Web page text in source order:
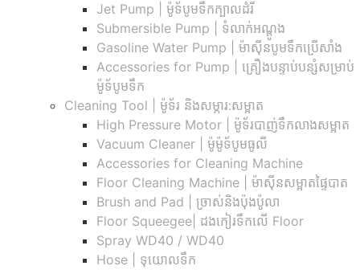
Jet Pump | ម៉ូទ័បូមទឹកក្បាលដំរី
Submersible Pump | ទំលាក់អណ្តូង
Gasoline Water Pump | ម៉ាស៊ីនបូមទឹកប្រើសាំង
Accessories for Pump | គ្រឿងបន្ទាប់បន្សំសម្រាប់
ម៉ូទ័បូមទឹក
Cleaning Tool | ម៉ូទ័រ និងសម្ភារ:សម្អាត
High Pressure Motor | ម៉ូទ័របាញ់ទឹកលាងសម្អាត
Vacuum Cleaner | ម៉ូម៉ូទ័បូមធូលី
Accessories for Cleaning Machine
Floor Cleaning Machine | ម៉ាស៊ីនសម្អាតផ្ទៃបាត
Brush and Pad | ច្រាស់និងប៉ុងប៉ូលា
Floor Squeegee| ដងកៀរទឺកលើ Floor
Spray WD40 / WD40
Hose | ទុយោលទឹក